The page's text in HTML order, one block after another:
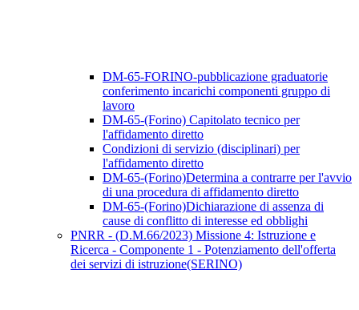
DM-65-FORINO-pubblicazione graduatorie
conferimento incarichi componenti gruppo di
lavoro
DM-65-(Forino) Capitolato tecnico per
l'affidamento diretto
Condizioni di servizio (disciplinari) per
l'affidamento diretto
DM-65-(Forino)Determina a contrarre per l'avvio
di una procedura di affidamento diretto
DM-65-(Forino)Dichiarazione di assenza di
cause di conflitto di interesse ed obblighi
PNRR - (D.M.66/2023) Missione 4: Istruzione e
Ricerca - Componente 1 - Potenziamento dell'offerta
dei servizi di istruzione(SERINO)